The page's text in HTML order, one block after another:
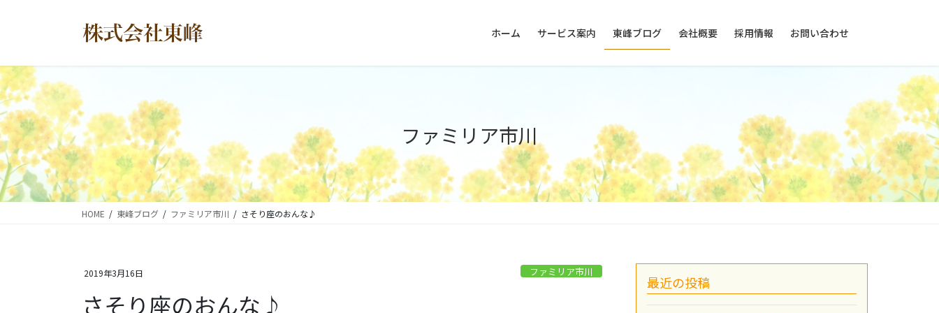
ツ
に
移
動
シ
ョ
ン
に
移
動
ホーム サービス案内 東峰ブログ 会社概要 採用情報 お問い合わせ
ファミリア市川
HOME 東峰ブログ ファミリア市川 さそり座のおんな♪
2019年3月16日 ファミリア市川
さそり座のおんな♪
最近の投稿